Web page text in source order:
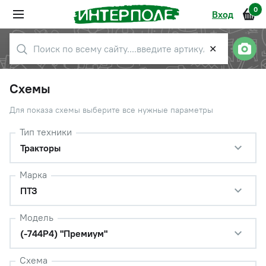
Вход 0
✕
Схемы
Для показа схемы выберите все нужные параметры
Тип техники
Тракторы
Марка
ПТЗ
Модель
(-744Р4) "Премиум"
Схема